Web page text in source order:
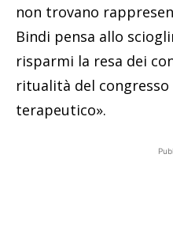
non trovano
Bindi pensa allo
risparmi la resa dei
ritualità del
terapeutico».